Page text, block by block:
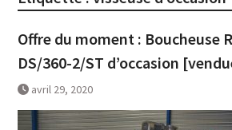
Offre du moment : Boucheuse
DS/360-2/ST d’occasion
avril 29, 2020